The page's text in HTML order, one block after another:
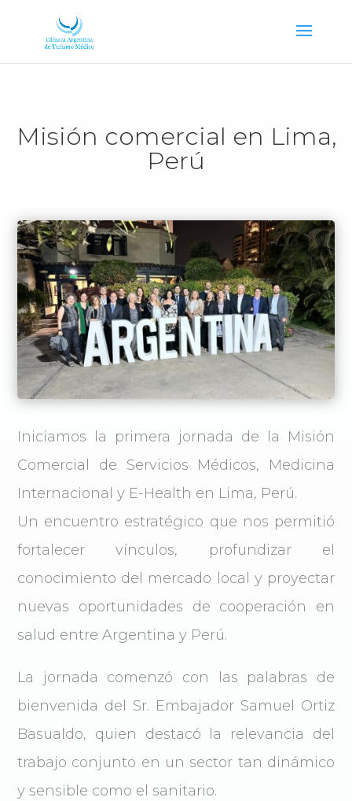
Misión comercial en Lima,
Perú
Iniciamos la primera jornada de la Misión
Comercial de Servicios Médicos, Medicina
Internacional y E-Health en Lima, Perú.
Un encuentro estratégico que nos permitió
fortalecer vínculos, profundizar el
conocimiento del mercado local y proyectar
nuevas oportunidades de cooperación en
salud entre Argentina y Perú.
La jornada comenzó con las palabras de
bienvenida del Sr. Embajador Samuel Ortiz
Basualdo, quien destacó la relevancia del
trabajo conjunto en un sector tan dinámico
y sensible como el sanitario.